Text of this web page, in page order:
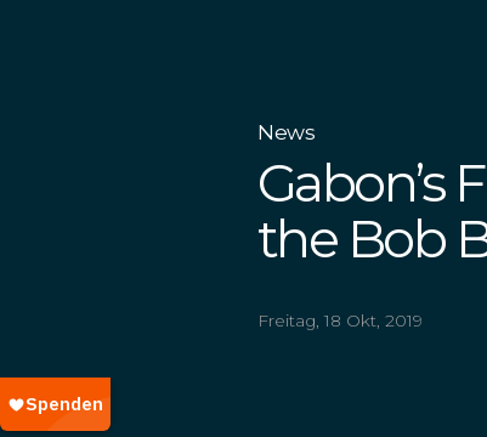
News
Gabon’s
the Bob
Freitag, 18 Okt, 2019